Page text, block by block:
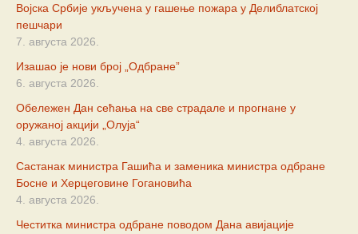
Војска Србије укључена у гашење пожара у Делиблатској
пешчари
7. августа 2026.
Изашао је нови број „Одбране”
6. августа 2026.
Обележен Дан сећања на све страдале и прогнане у
оружаној акцији „Олуја“
4. августа 2026.
Састанак министра Гашића и заменика министра одбране
Босне и Херцеговине Гогановића
4. августа 2026.
Честитка министра одбране поводом Дана авијације